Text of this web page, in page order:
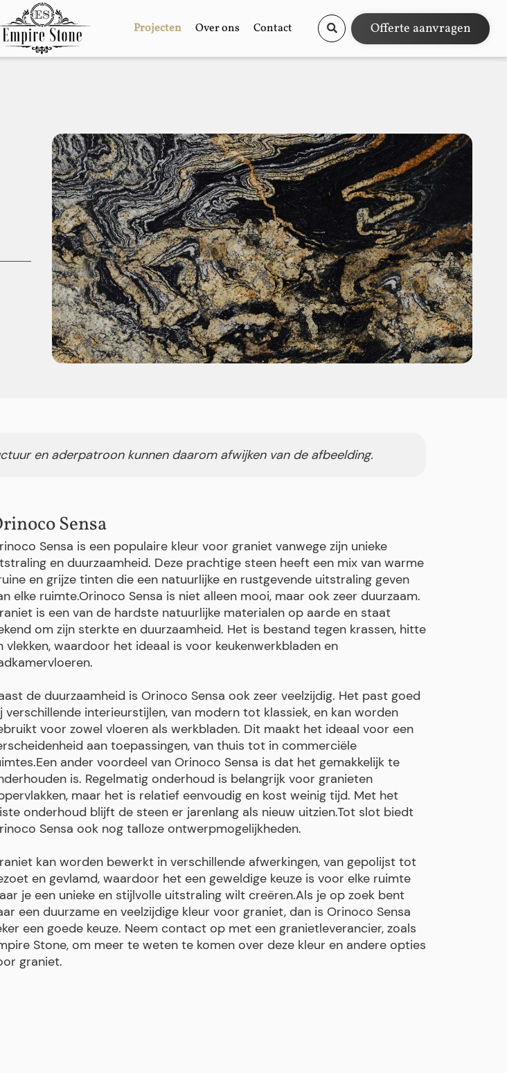
Projecten Over ons Contact Offerte aanvragen
en aderpatroon kunnen daarom afwijken van de afbeelding.
Sensa
Sensa is een populaire kleur voor graniet vanwege zijn unieke
en duurzaamheid. Deze prachtige steen heeft een mix van warme
en grijze tinten die een natuurlijke en rustgevende uitstraling geven
elke ruimte.Orinoco Sensa is niet alleen mooi, maar ook zeer duurzaam.
is een van de hardste natuurlijke materialen op aarde en staat
om zijn sterkte en duurzaamheid. Het is bestand tegen krassen, hitte
vlekken, waardoor het ideaal is voor keukenwerkbladen en
de duurzaamheid is Orinoco Sensa ook zeer veelzijdig. Het past goed
verschillende interieurstijlen, van modern tot klassiek, en kan worden
voor zowel vloeren als werkbladen. Dit maakt het ideaal voor een
aan toepassingen, van thuis tot in commerciële
ander voordeel van Orinoco Sensa is dat het gemakkelijk te
is. Regelmatig onderhoud is belangrijk voor granieten
maar het is relatief eenvoudig en kost weinig tijd. Met het
onderhoud blijft de steen er jarenlang als nieuw uitzien.Tot slot biedt
Sensa ook nog talloze ontwerpmogelijkheden.
kan worden bewerkt in verschillende afwerkingen, van gepolijst tot
en gevlamd, waardoor het een geweldige keuze is voor elke ruimte
je een unieke en stijlvolle uitstraling wilt creëren.Als je op zoek bent
een duurzame en veelzijdige kleur voor graniet, dan is Orinoco Sensa
een goede keuze. Neem contact op met een granietleverancier, zoals
Stone, om meer te weten te komen over deze kleur en andere opties
graniet.